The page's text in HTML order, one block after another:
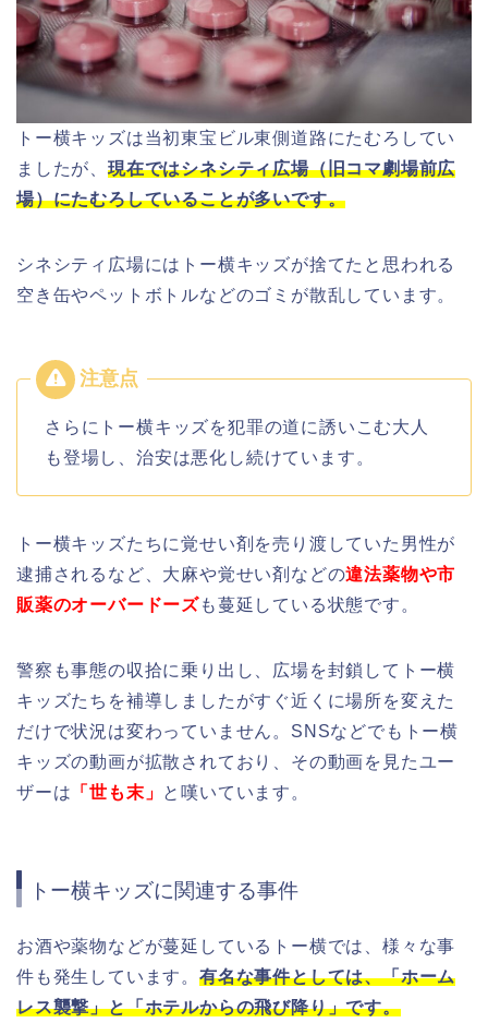
トー横キッズは当初東宝ビル東側道路にたむろしてい
ましたが、 現在ではシネシティ広場（旧コマ劇場前広
場）にたむろしていることが多いです。
シネシティ広場にはトー横キッズが捨てたと思われる
空き缶やペットボトルなどのゴミが散乱しています。
さらにトー横キッズを犯罪の道に誘いこむ大人
も登場し、治安は悪化し続けています。
トー横キッズたちに覚せい剤を売り渡していた男性が
逮捕されるなど、大麻や覚せい剤などの違法薬物や市
販薬のオーバードーズも蔓延している状態です。
警察も事態の収拾に乗り出し、広場を封鎖してトー横
キッズたちを補導しましたがすぐ近くに場所を変えた
だけで状況は変わっていません。SNSなどでもトー横
キッズの動画が拡散されており、その動画を見たユー
ザーは 「世も末」 と嘆いています。
トー横キッズに関連する事件
お酒や薬物などが蔓延しているトー横では、様々な事
件も発生しています。 有名な事件としては、「ホーム
レス襲撃」と「ホテルからの飛び降り」です。